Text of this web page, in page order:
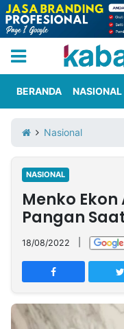
Iklan
Berita
Kami
Nasional
International
Olahraga
Entertainment
Daerah
Pariwisata
Kuliner
Kolom
Network
PT
TREETAN
MULTIMEDIA
INDONESIA
BERANDA NASIONAL
Nasional
NASIONAL
Menko
Pangan
18/08/2022